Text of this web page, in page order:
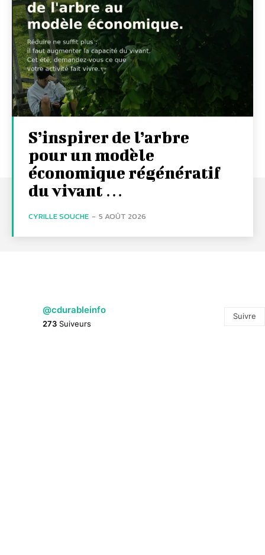
S’inspirer de l’arbre
pour un modèle
économique régénératif
du vivant …
CYRILLE SOUCHE - 5 AOÛT 2026
@cdurableinfo
273 Suiveurs
Suivre